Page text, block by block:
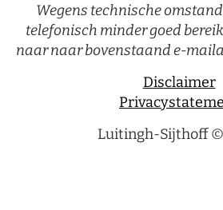
Wegens technische
telefonisch minder goed
naar naar bovenstaand e-
Disclaimer
Luitingh-Sijthoff